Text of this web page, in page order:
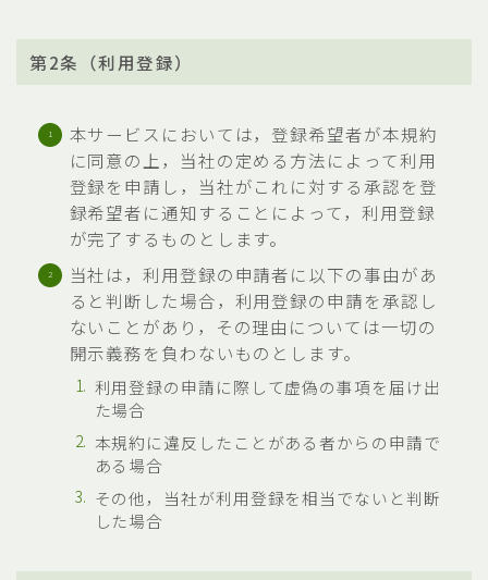
第2条（利用登録）
本サービスにおいては，登録希望者が本規約
に同意の上，当社の定める方法によって利用
登録を申請し，当社がこれに対する承認を登
録希望者に通知することによって，利用登録
が完了するものとします。
当社は，利用登録の申請者に以下の事由があ
ると判断した場合，利用登録の申請を承認し
ないことがあり，その理由については一切の
開示義務を負わないものとします。
利用登録の申請に際して虚偽の事項を届け出
た場合
本規約に違反したことがある者からの申請で
ある場合
その他，当社が利用登録を相当でないと判断
した場合